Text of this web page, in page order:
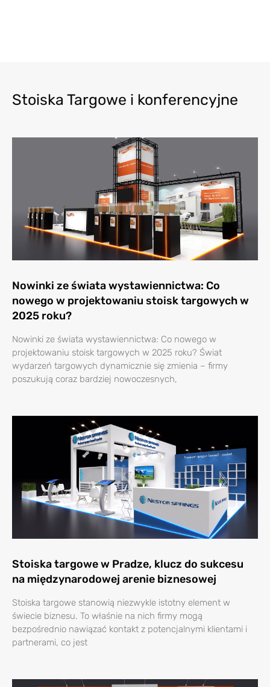
Stoiska Targowe i konferencyjne
Nowinki ze świata wystawiennictwa: Co
nowego w projektowaniu stoisk targowych w
2025 roku?
Nowinki ze świata wystawiennictwa: Co nowego w
projektowaniu stoisk targowych w 2025 roku? Świat
wydarzeń targowych dynamicznie się zmienia – firmy
poszukują coraz bardziej nowoczesnych,
Stoiska targowe w Pradze, klucz do sukcesu
na międzynarodowej arenie biznesowej
Stoiska targowe stanowią niezwykle istotny element w
świecie biznesu. To właśnie na nich firmy mogą
bezpośrednio nawiązać kontakt z potencjalnymi klientami i
partnerami, co jest